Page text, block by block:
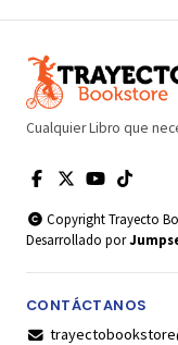
Cualquier Libro que
Copyright Trayecto
Desarrollado por
CONTÁCTANOS